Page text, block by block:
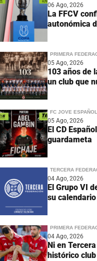
06 Ago, 2026
La FFCV
autonómica
PRIMERA
05 Ago, 2026
103 años de
un club que
FC JOVE ESPAÑOL
05 Ago, 2026
El CD
guardameta
TERCERA
04 Ago, 2026
El Grupo VI
su
PRIMERA
04 Ago, 2026
Ni en
histórico